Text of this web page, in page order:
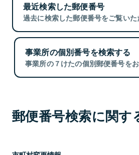
最近検索した郵便番号
過去に検索した郵便番号をご覧いた
事業所の個別番号を検索する
事業所の７けたの個別郵便番号をお
郵便番号検索に関す